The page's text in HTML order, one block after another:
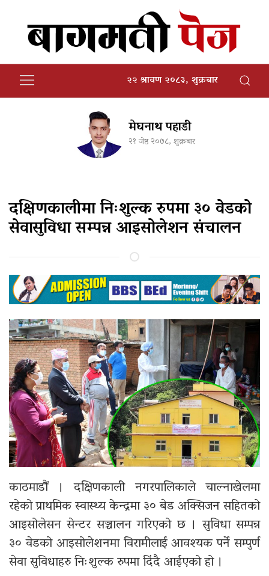
२२ श्रावण २०८३, शुक्रबार
मेघनाथ पहाडी
२१ जेष्ठ २०७८, शुक्रबार
दक्षिणकालीमा निःशुल्क रुपमा ३० वेडको
सेवासुविधा सम्पन्न आइसोलेशन संचालन
काठमाडौं ।दक्षिणकाली नगरपालिकाले चाल्नाखेलमा
रहेको प्राथमिक स्वास्थ्य केन्द्रमा ३० बेड अक्सिजन सहितको
आइसोलेसन सेन्टर सञ्चालन गरिएको छ । सुविधा सम्पन्न
३० वेडको आइसोलेशनमा विरामीलाई आवश्यक पर्ने सम्पुर्ण
सेवा सुविधाहरु निःशुल्क रुपमा दिंदै आईएको हो ।